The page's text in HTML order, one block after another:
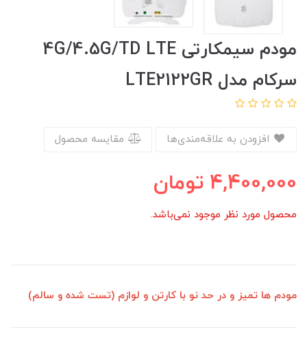
مودم سیمکارتی 4G/4.5G/TD LTE
سرکام مدل LTE2122GR
مقایسه محصول
4,400,000 تومان
محصول مورد نظر موجود نمی‌باشد.
مودم ها تمیز و در حد نو با کارتن و لوازم (تست شده و سالم)